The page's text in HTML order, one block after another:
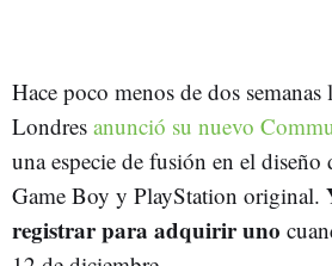
Hace poco menos de dos semanas
Londres anunció su nuevo
una especie de fusión en el
Game Boy y PlayStation original.
registrar para adquirir uno